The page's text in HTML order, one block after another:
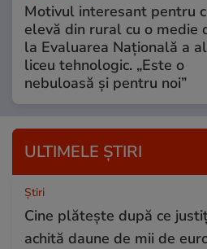
Motivul interesant pentru
elevă din rural cu o medie
la Evaluarea Națională a
liceu tehnologic. „Este o
nebuloasă și pentru noi”
ULTIMELE ȘTIRI
Ştiri
Cine plătește după ce
achită daune de mii de